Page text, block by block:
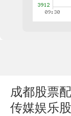
成都股票
传媒娱乐